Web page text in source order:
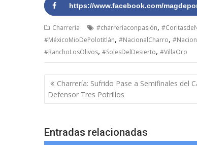
https://www.facebook.com/
Charreria #charreríaconpasión,
#MéxicoMioDePolotitlán, #NacionalCharro,
#RanchoLosOlivos, #SolesDelDesierto, #VillaOro
Navegación
de
entradas
Charrería: Sufrido Pase a Semifinales del
Defensor Tres Potrillos
Entradas relacionadas